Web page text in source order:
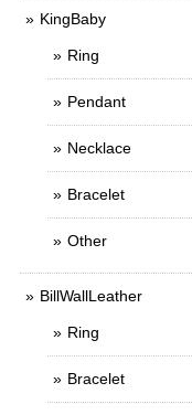
KingBaby
Ring
Pendant
Necklace
Bracelet
Other
BillWallLeather
Ring
Bracelet